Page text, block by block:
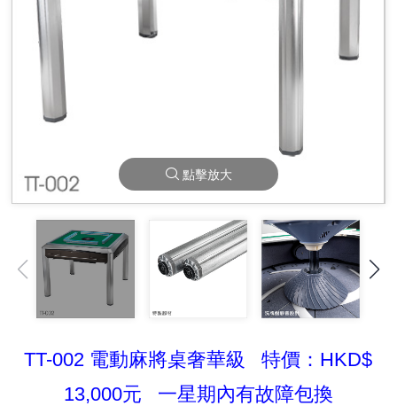
點擊放大
TT-002 電動麻將桌奢華級 特價：HKD$
13,000元 一星期內有故障包換